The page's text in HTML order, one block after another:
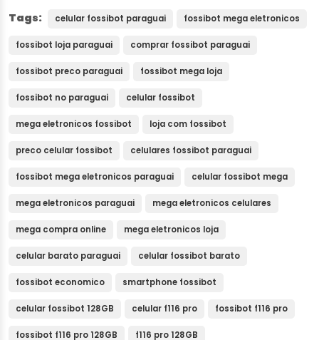
Tags: celular fossibot paraguai fossibot mega eletronicos
fossibot loja paraguai comprar fossibot paraguai
fossibot preco paraguai fossibot mega loja
fossibot no paraguai celular fossibot
mega eletronicos fossibot loja com fossibot
preco celular fossibot celulares fossibot paraguai
fossibot mega eletronicos paraguai celular fossibot mega
mega eletronicos paraguai mega eletronicos celulares
mega compra online mega eletronicos loja
celular barato paraguai celular fossibot barato
fossibot economico smartphone fossibot
celular fossibot 128GB celular f116 pro fossibot f116 pro
fossibot f116 pro 128GB f116 pro 128GB